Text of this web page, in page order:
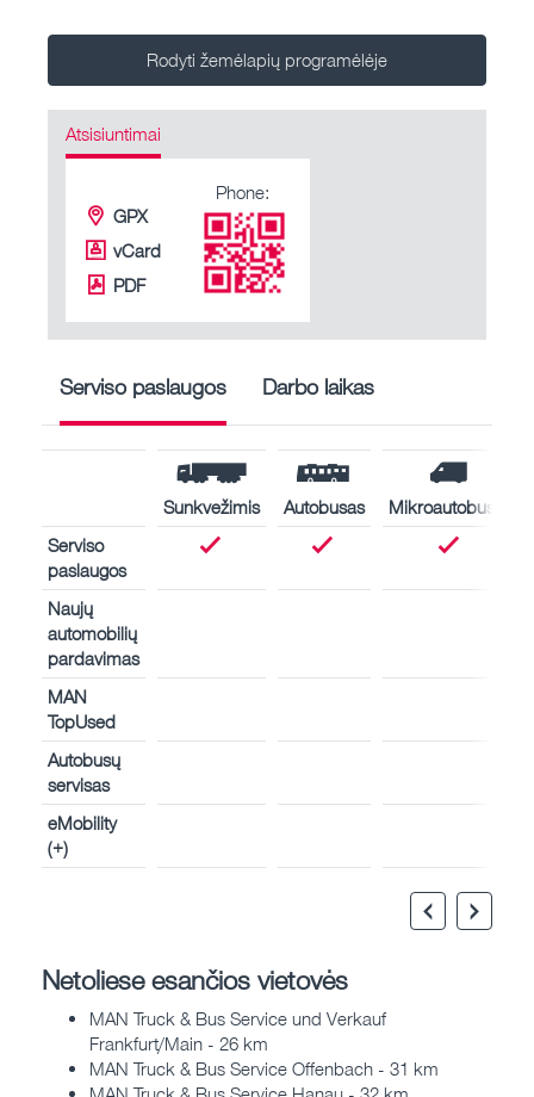
Rodyti žemėlapių programėlėje
Atsisiuntimai
GPX
vCard
PDF
Phone:
Serviso paslaugos Darbo laikas
Sunkvežimis Autobusas
Mikroautobusas
Serviso
paslaugos
Naujų
automobilių
pardavimas
MAN
TopUsed
Autobusų
servisas
eMobility
(+)
Netoliese esančios vietovės
MAN Truck & Bus Service und Verkauf
Frankfurt/Main - 26 km
MAN Truck & Bus Service Offenbach - 31 km